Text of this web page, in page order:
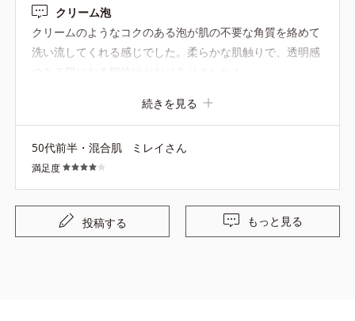
クリーム泡
クリームのようなコクのある泡が肌の不要な角質を絡めて
洗い流してくれる感じでした。柔らかな肌触りで、透明感
続きを見る
50代前半・混合肌 ミレイさん
満足度
投稿する もっと見る